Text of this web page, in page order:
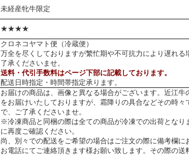
未経産牝牛限定
★★★★
クロネコヤマト便（冷蔵便）
万全を尽くしておりますが繁忙期や不可抗力により遅れる
了承くださいませ。
送料・代引手数料はページ下部に記載しております。
配送日時指定・時間帯指定承ります。
お届けの商品は、画像と異なる場合がございます。近江牛
をお届けいたしておりますが、霜降りの具合などその時々
で、ご了承くださいませ。
※冷凍商品と同梱の際は全ての商品が冷凍での出荷となり
に再度ご確認ください。
尚、別々での配送をご希望の場合はご注文の際に備考欄に
お電話にてご連絡頂きます様お願い致します。その際の送